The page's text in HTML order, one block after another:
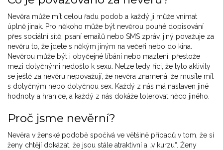
Nevěra může mít celou řadu podob a každý ji může vnímat
úplně jinak. Pro někoho může být nevěrou pouhé dopisování
přes sociální sítě, psaní emailů nebo SMS zpráv, jiný považuje za
nevěru to, že jdete s někým jiným na večeři nebo do kina.
Nevěrou může být i obyčejné líbání nebo mazlení, přestože
mezi dotyčnými nedošlo k sexu. Nelze tedy říci, že tyto aktivity
se ještě za nevěru nepovažují, že nevěra znamená, že musíte mít
s dotyčným nebo dotyčnou sex. Každý z nás má nastaven jiné
hodnoty a hranice, a každý z nás dokáže tolerovat něco jiného.
Proč jsme nevěrní?
Nevěra v ženské podobě spočívá ve většině případů v tom, že si
ženy chtějí dokázat, že jsou stále atraktivní a „v kurzu“. Ženy